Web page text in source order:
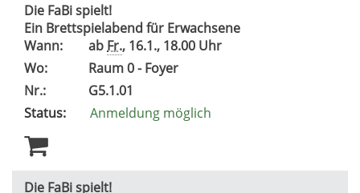
Die FaBi spielt!
Ein Brettspielabend für Erwachsene
Wann:
ab Fr., 16.1., 18.00 Uhr
Wo:
Raum 0 - Foyer
Nr.:
G5.1.01
Status:
Anmeldung möglich
Die FaBi spielt!